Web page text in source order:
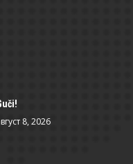
8, 2026